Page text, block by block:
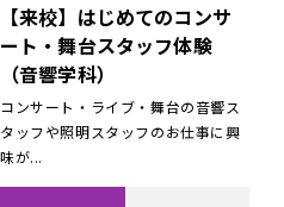
【来校】はじめてのコンサ
ート・舞台スタッフ体験
（音響学科）
コンサート・ライブ・舞台の音響ス
タッフや照明スタッフのお仕事に興
味が...